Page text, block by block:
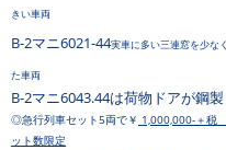
きい車両
B-2マニ6021-44実車に多い三連窓を少な
た車両
B-2マニ6043.44は荷物ドアが鋼製
◎急行列車セット5両で￥ 1,000,000-＋税
ット数限定